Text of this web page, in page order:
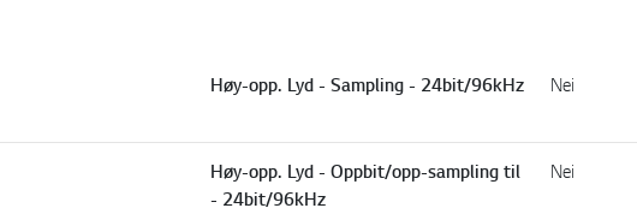
Høy-opp. Lyd - Sampling - 24bit/96kHz Nei
Høy-opp. Lyd - Oppbit/opp-sampling til
- 24bit/96kHz
Nei